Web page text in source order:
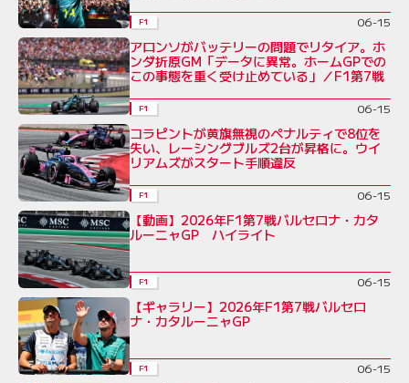
F1 06-15
アロンソがバッテリーの問題でリタイア。ホ
ンダ折原GM「データに異常。ホームGPでの
この事態を重く受け止めている」／F1第7戦
F1 06-15
コラピントが黄旗無視のペナルティで8位を
失い、レーシングブルズ2台が昇格に。ウイ
リアムズがスタート手順違反
F1 06-15
【動画】2026年F1第7戦バルセロナ・カタ
ルーニャGP ハイライト
F1 06-15
【ギャラリー】2026年F1第7戦バルセロ
ナ・カタルーニャGP
F1 06-15